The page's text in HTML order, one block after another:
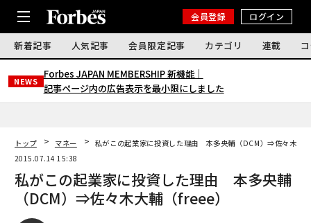
会員登録 ログイン
新着記事 人気記事 会員限定記事 カテゴリ 連載
NEWS
Forbes JAPAN MEMBERSHIP 新機能｜
記事ページ内の広告表示を最小限にしました
トップ マネー
私がこの起業家に投資した理由 本多央輔（DCM）⇒佐々木大
2015.07.14 15:38
私がこの起業家に投資した理由 本多央輔
（DCM）⇒佐々木大輔（freee）